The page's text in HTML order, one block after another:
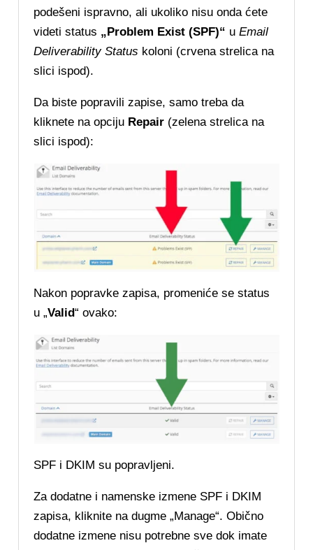
podešeni ispravno, ali ukoliko nisu onda ćete
videti status „Problem Exist (SPF)“ uEmail
Deliverability Status koloni (crvena strelica na
slici ispod).
Da biste popravili zapise, samo treba da
kliknete na opciju Repair (zelena strelica na
slici ispod):
Nakon popravke zapisa, promeniće se status
u „Valid“ ovako:
SPF i DKIM su popravljeni.
Za dodatne i namenske izmene SPF i DKIM
zapisa, kliknite na dugme „Manage“. Obično
dodatne izmene nisu potrebne sve dok imate